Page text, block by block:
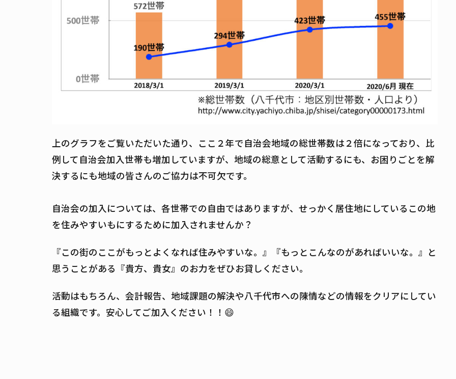
上のグラフをご覧いただいた通り、ここ２年で自治会地域の総世帯数は２倍になっており、比
例して自治会加入世帯も増加していますが、地域の総意として活動するにも、お困りごとを解
決するにも地域の皆さんのご協力は不可欠です。
自治会の加入については、各世帯での自由ではありますが、せっかく居住地にしているこの地
を住みやすいもにするために加入されませんか？
『この街のここがもっとよくなれば住みやすいな。』『もっとこんなのがあればいいな。』と
思うことがある『貴方、貴女』のお力をぜひお貸しください。
活動はもちろん、会計報告、地域課題の解決や八千代市への陳情などの情報をクリアにしてい
る組織です。安心してご加入ください！！😄